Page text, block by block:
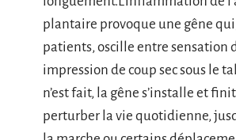
plantaire provoque une gêne
patients, oscille entre sensation
impression de coup sec sous le
n’est fait, la gêne s’installe et
perturber la vie quotidienne,